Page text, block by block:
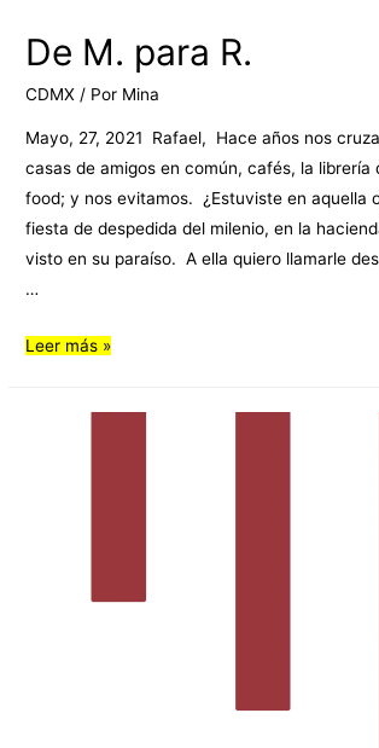
De M. para R.
CDMX / Por Mina
Mayo, 27, 2021 Rafael, Hace años nos
casas de amigos en común, cafés, la librería
food; y nos evitamos. ¿Estuviste en aquella
fiesta de despedida del milenio, en la
visto en su paraíso. A ella quiero llamarle
…
Leer más »